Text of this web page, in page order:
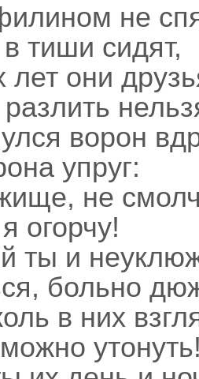
не
тиши сидят,
лет они
ворон
упруг:
не
огорчу!
ты и
больно
в них